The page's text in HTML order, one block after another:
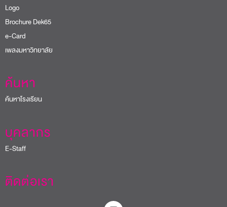
Logo
Brochure Dek65
e-Card
เพลงมหาวิทยาลัย
ค้นหา
ค้นหาโรงเรียน
บุคลากร
E-Staff
ติดต่อเรา